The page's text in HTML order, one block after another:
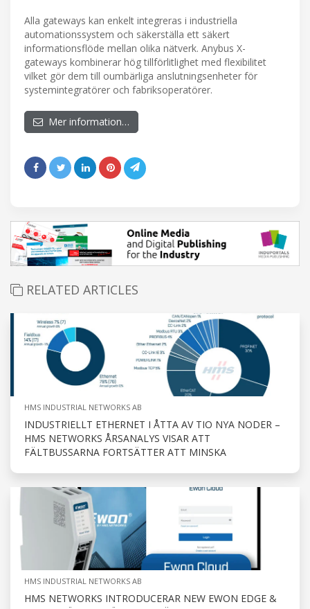
Alla gateways kan enkelt integreras i industriella
automationssystem och säkerställa ett säkert
informationsflöde mellan olika nätverk. Anybus X-
gateways kombinerar hög tillförlitlighet med flexibilitet
vilket gör dem till oumbärliga anslutningsenheter för
systemintegratörer och fabriksoperatörer.
Mer information…
RELATED ARTICLES
HMS INDUSTRIAL NETWORKS AB
INDUSTRIELLT ETHERNET I ÅTTA AV TIO NYA NODER –
HMS NETWORKS ÅRSANALYS VISAR ATT
FÄLTBUSSARNA FORTSÄTTER ATT MINSKA
HMS INDUSTRIAL NETWORKS AB
HMS NETWORKS INTRODUCERAR NEW EWON EDGE &